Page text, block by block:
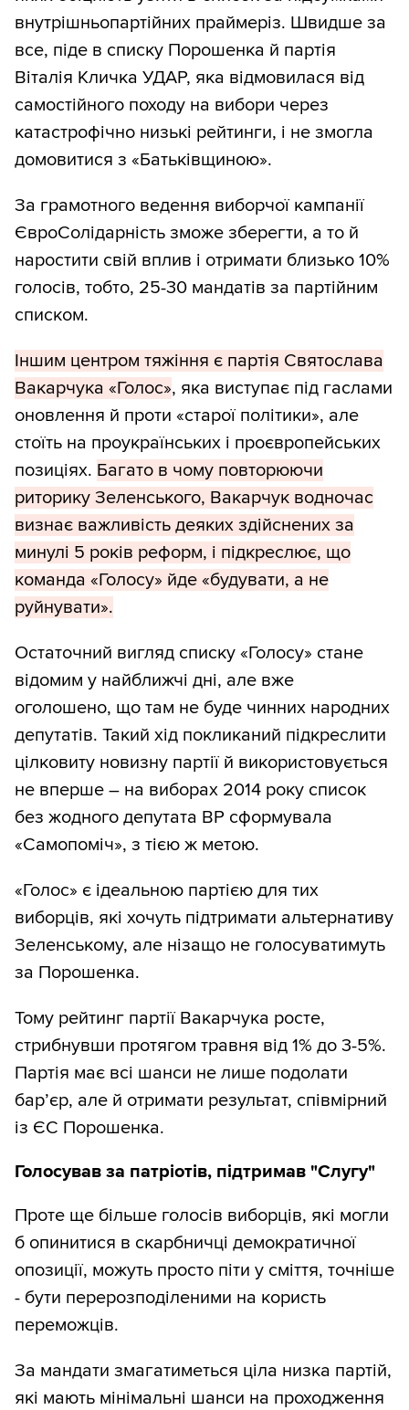
внутрішньопартійних праймеріз. Швидше за
все, піде в списку Порошенка й партія
Віталія Кличка УДАР, яка відмовилася від
самостійного походу на вибори через
катастрофічно низькі рейтинги, і не змогла
домовитися з «Батьківщиною».
За грамотного ведення виборчої кампанії
ЄвроСолідарність зможе зберегти, а то й
наростити свій вплив і отримати близько 10%
голосів, тобто, 25-30 мандатів за партійним
списком.
Іншим центром тяжіння є партія Святослава
Вакарчука «Голос», яка виступає під гаслами
оновлення й проти «старої політики», але
стоїть на проукраїнських і проєвропейських
позиціях. Багато в чому повторюючи
риторику Зеленського, Вакарчук водночас
визнає важливість деяких здійснених за
минулі 5 років реформ, і підкреслює, що
команда «Голосу» йде «будувати, а не
руйнувати».
Остаточний вигляд списку «Голосу» стане
відомим у найближчі дні, але вже
оголошено, що там не буде чинних народних
депутатів. Такий хід покликаний підкреслити
цілковиту новизну партії й використовується
не вперше – на виборах 2014 року список
без жодного депутата ВР сформувала
«Самопоміч», з тією ж метою.
«Голос» є ідеальною партією для тих
виборців, які хочуть підтримати альтернативу
Зеленському, але нізащо не голосуватимуть
за Порошенка.
Тому рейтинг партії Вакарчука росте,
стрибнувши протягом травня від 1% до 3-5%.
Партія має всі шанси не лише подолати
бар’єр, але й отримати результат, співмірний
із ЄС Порошенка.
Голосував за патріотів, підтримав "Слугу"
Проте ще більше голосів виборців, які могли
б опинитися в скарбничці демократичної
опозиції, можуть просто піти у сміття, точніше
- бути перерозподіленими на користь
переможців.
За мандати змагатиметься ціла низка партій,
які мають мінімальні шанси на проходження